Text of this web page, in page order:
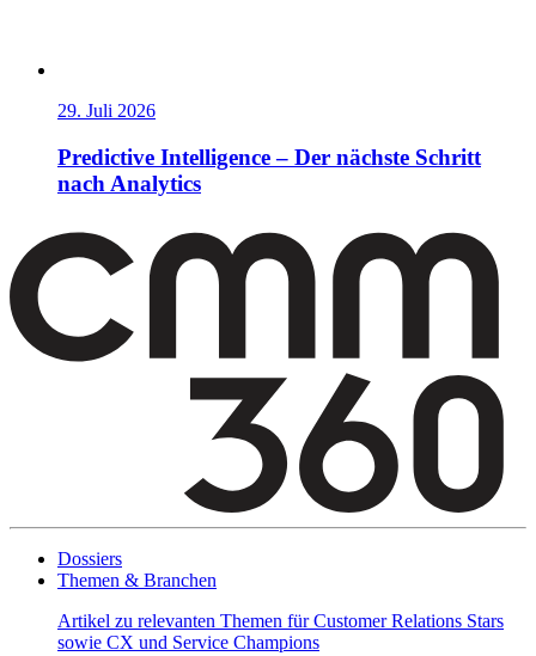
29. Juli 2026
Predictive Intelligence – Der nächste Schritt
nach Analytics
Dossiers
Themen & Branchen
Artikel zu relevanten Themen für Customer Relations Stars
sowie CX und Service Champions